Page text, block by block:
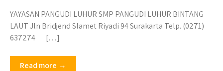
YAYASAN PANGUDI LUHUR SMP PANGUDI LUHUR BINTANG
LAUT Jln Bridjend Slamet Riyadi 94 Surakarta Telp. (0271)
637274 […]
Read more →